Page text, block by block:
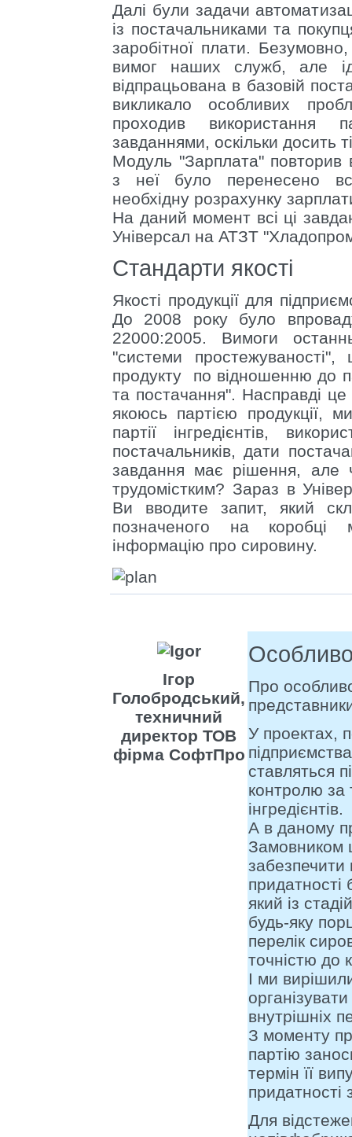
Далі були задачи
із постачальниками та
заробітної плати.
вимог наших служб, але
відпрацьована в базовій
викликало особливих
проходив використання
завданнями, оскільки досить
Модуль "Зарплата" повторив
з неї було перенесено
необхідну розрахунку
На даний момент всі ці
Універсал на АТЗТ
Стандарти якості
Якості продукції для
До 2008 року було
22000:2005. Вимоги
"системи простежуваності",
продукту по відношенню до
та постачання". Насправді
якоюсь партією продукції,
партії інгредієнтів,
постачальників, дати
завдання має рішення, але
трудомістким? Зараз в
Ви вводите запит, який
позначеного на коробці
інформацію про сировину.
Ігор
Голобродський,
техничний
директор ТОВ
фірма СофтПро
Про
У проектах,
ставляться
контролю за
інгредієнтів.
А в даному
Замовником
забезпечити
придатності
який із
будь-яку
перелік
точністю до
І ми
внутрішніх
З моменту
партію
термін її
придатності
Для